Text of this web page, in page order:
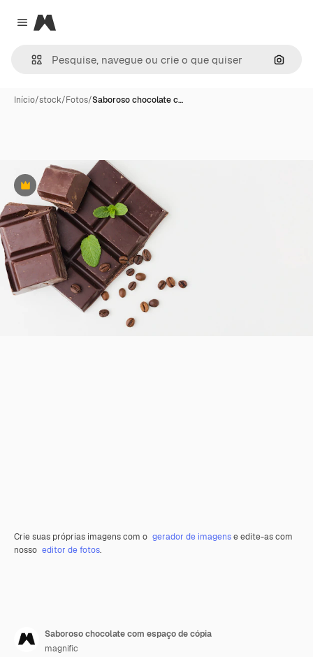
Close menu
Magnific
Início/stock/Fotos/Saboroso chocolate c…
Premium
Crie suas próprias imagens com o gerador de imagense edite-as com
nosso editor de fotos.
Saboroso chocolate com espaço de cópia
magnific